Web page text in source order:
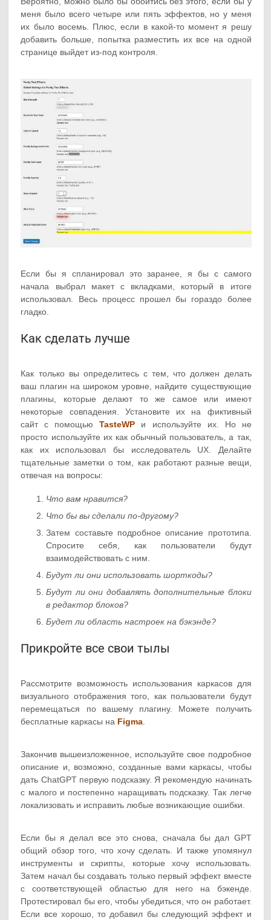
меня было всего четыре или пять эффектов, но у меня
их было восемь. Плюс, если в какой-то момент я решу
добавить больше, попытка разместить их все на одной
странице выйдет из-под контроля.
Если бы я спланировал это заранее, я бы с самого
начала выбрал макет с вкладками, который в итоге
использовал. Весь процесс прошел бы гораздо более
гладко.
Как сделать лучше
Как только вы определитесь с тем, что должен делать
ваш плагин на широком уровне, найдите существующие
плагины, которые делают то же самое или имеют
некоторые совпадения. Установите их на фиктивный
сайт с помощьюTasteWP и используйте их. Но не
просто используйте их как обычный пользователь, а так,
как их использовал бы исследователь UX. Делайте
тщательные заметки о том, как работают разные вещи,
отвечая на вопросы:
Что вам нравится?
Что бы вы сделали по-другому?
Затем составьте подробное описание прототипа.
Спросите себя, как пользователи будут
взаимодействовать с ним.
Будут ли они использовать шорткоды?
Будут ли они добавлять дополнительные блоки
в редактор блоков?
Будет ли область настроек на бэкэнде?
Прикройте все свои тылы
Рассмотрите возможность использования каркасов для
визуального отображения того, как пользователи будут
перемещаться по вашему плагину. Можете получить
бесплатные каркасы на Figma.
Закончив вышеизложенное, используйте свое подробное
описание и, возможно, созданные вами каркасы, чтобы
дать ChatGPT первую подсказку. Я рекомендую начинать
с малого и постепенно наращивать подсказку. Так легче
локализовать и исправить любые возникающие ошибки.
Если бы я делал все это снова, сначала бы дал GPT
общий обзор того, что хочу сделать. И также упомянул
инструменты и скрипты, которые хочу использовать.
Затем начал бы создавать только первый эффект вместе
с соответствующей областью для него на бэкенде.
Протестировал бы его, чтобы убедиться, что он работает.
Если все хорошо, то добавил бы следующий эффект и